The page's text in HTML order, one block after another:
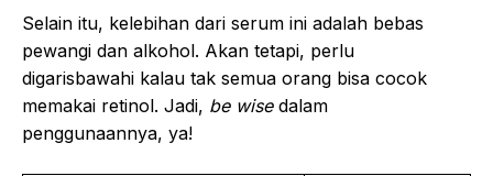
Selain itu, kelebihan dari serum ini adalah bebas
pewangi dan alkohol. Akan tetapi, perlu
digarisbawahi kalau tak semua orang bisa cocok
memakai retinol. Jadi, be wise dalam
penggunaannya, ya!